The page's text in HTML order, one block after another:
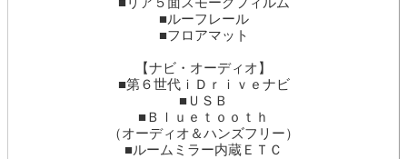
■ルーフレール
■フロアマット
【ナビ・オーディオ】
■第６世代ｉＤｒｉｖｅナビ
■ＵＳＢ
■Ｂｌｕｅｔｏｏｔｈ
（オーディオ＆ハンズフリー）
■ルームミラー内蔵ＥＴＣ